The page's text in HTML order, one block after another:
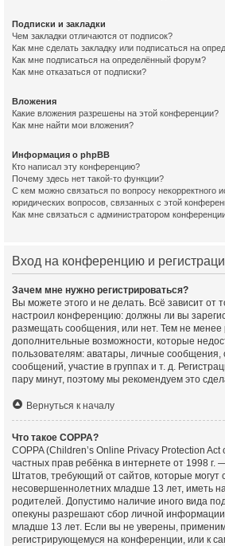
Подписки и закладки
Чем закладки отличаются от подписок?
Как мне сделать закладку или подписаться на
Как мне подписаться на определённый форум?
Как мне отказаться от подписки?
Вложения
Какие вложения разрешены на этой конференции?
Как мне найти мои вложения?
Информация о phpBB
Кто написал эту конференцию?
Почему здесь нет такой-то функции?
С кем можно связаться по вопросу некорректного
юридических вопросов, связанных с этой
Как мне связаться с администратором
Вход на конференцию и
Зачем мне нужно регистрироваться?
Вы можете этого и не делать. Всё зависит от
настроил конференцию: должны ли вы
размещать сообщения, или нет. Тем не менее
дополнительные возможности, которые
пользователям: аватары, личные сообщения,
сообщений, участие в группах и т. д.
пару минут, поэтому мы рекомендуем это
Вернуться к началу
Что такое COPPA?
COPPA (Children’s Online Privacy Protection
частных прав ребёнка в интернете от 1998
Штатов, требующий от сайтов, которые
несовершеннолетних младше 13 лет, иметь
родителей. Допустимо наличие иного вида
опекуны разрешают сбор личной
младше 13 лет. Если вы не уверены,
регистрирующемуся на конференции, или к